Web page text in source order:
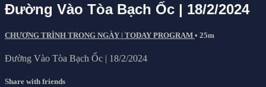
Đường Vào Tòa Bạch Ốc | 18/2/2024
CHƯƠNG TRÌNH TRONG NGÀY | TODAY PROGRAM • 25m
Đường Vào Tòa Bạch Ốc | 18/2/2024
Share with friends